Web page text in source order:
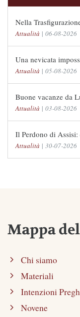
Nella
Attualità | 06-08-2026
Una nevicata
Attualità | 05-08-2026
Buone vacanze da
Attualità | 03-08-2026
Il Perdono di
Attualità | 30-07-2026
Mappa
Chi siamo
Materiali
Intenzioni
Novene